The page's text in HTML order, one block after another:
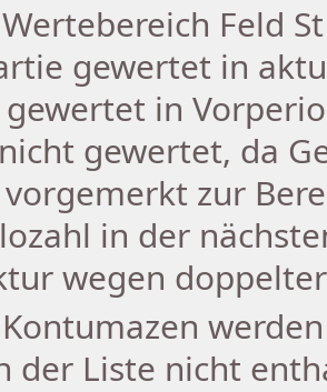
Wertebereich Feld
gewertet in
gewertet in
gewertet, da
vorgemerkt zur
in der
wegen
Kontumazen
der Liste nicht